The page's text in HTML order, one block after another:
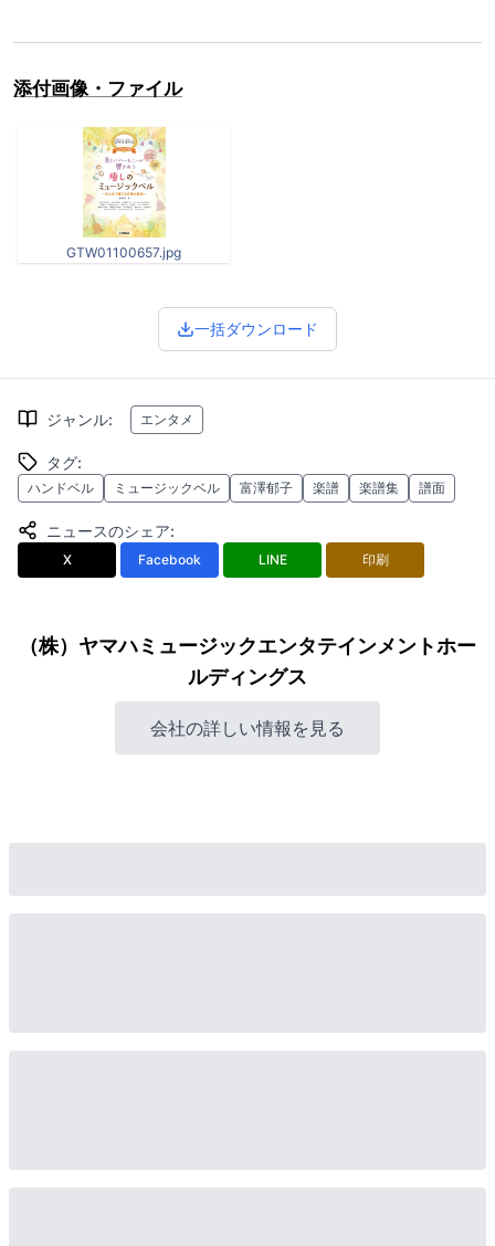
添付画像・ファイル
GTW01100657.jpg
一括ダウンロード
ジャンル: エンタメ
タグ:
ハンドベル ミュージックベル 富澤郁子 楽譜 楽譜集 譜面
ニュースのシェア:
X Facebook LINE 印刷
（株）ヤマハミュージックエンタテインメントホー
ルディングス
会社の詳しい情報を見る